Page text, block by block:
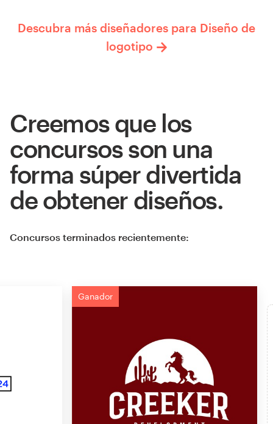
Descubra más diseñadores para Diseño de
logotipo
Creemos que los
concursos son una
forma súper divertida
de obtener diseños.
Concursos terminados recientemente:
Ganador